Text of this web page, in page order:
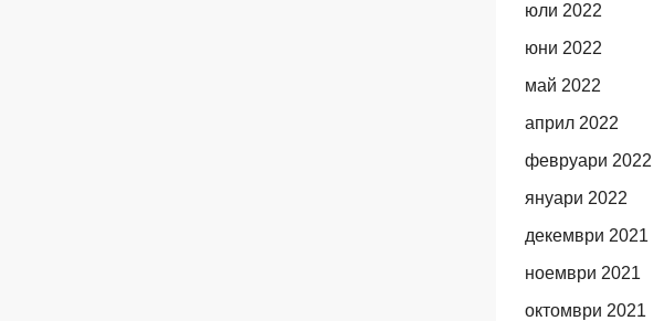
юли 2022
юни 2022
май 2022
април 2022
февруари 2022
януари 2022
декември 2021
ноември 2021
октомври 2021